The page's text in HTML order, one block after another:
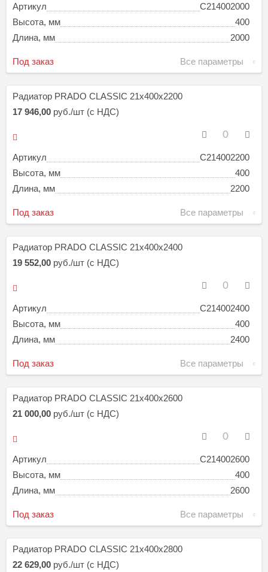
Артикул
C214002000
Высота, мм
400
Длина, мм
2000
Под заказ Все параметры
Радиатор PRADO CLASSIC 21х400х2200
Артикул
C214002200
Высота, мм
400
Длина, мм
2200
17 946,00 руб./шт (с НДС)
Под заказ Все параметры
Радиатор PRADO CLASSIC 21х400х2400
Артикул
C214002400
Высота, мм
400
Длина, мм
2400
19 552,00 руб./шт (с НДС)
Под заказ Все параметры
Радиатор PRADO CLASSIC 21х400х2600
Артикул
C214002600
Высота, мм
400
Длина, мм
2600
21 000,00 руб./шт (с НДС)
Под заказ Все параметры
Радиатор PRADO CLASSIC 21х400х2800
22 629,00 руб./шт (с НДС)